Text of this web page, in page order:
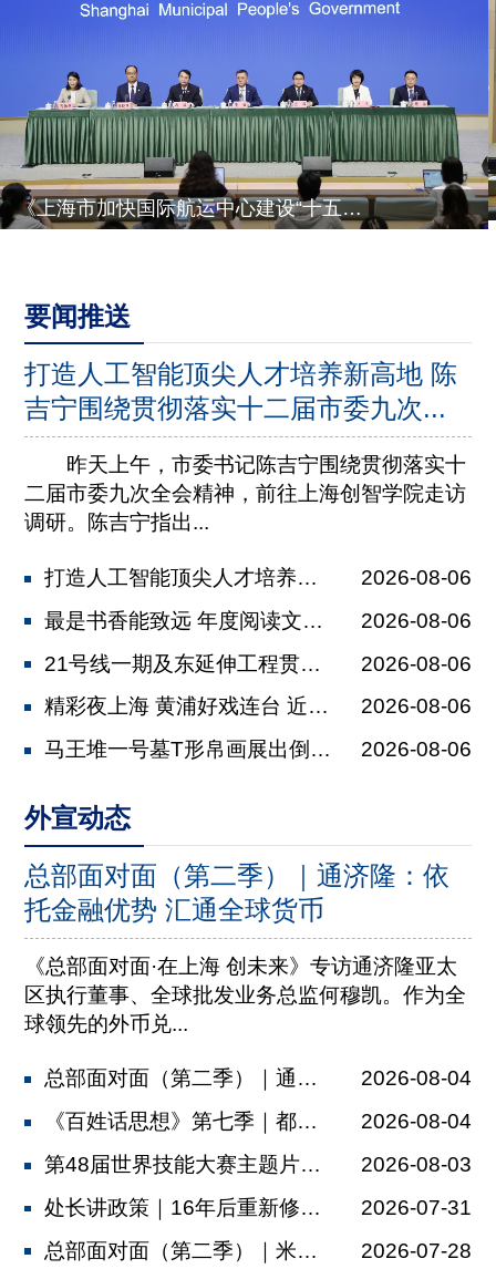
《上海市推进乡村全面振兴“十五五”规划》有关情况
要闻推送
打造人工智能顶尖人才培养新高地 陈
吉宁围绕贯彻落实十二届市委九次...
昨天上午，市委书记陈吉宁围绕贯彻落实十
二届市委九次全会精神，前往上海创智学院走访
调研。陈吉宁指出...
打造人工智能顶尖人才培养新高地 陈吉...
2026-08-06
最是书香能致远 年度阅读文化盛宴下周...
2026-08-06
21号线一期及东延伸工程贯通 计划未...
2026-08-06
精彩夜上海 黄浦好戏连台 近60项夜...
2026-08-06
马王堆一号墓T形帛画展出倒计时 10...
2026-08-06
外宣动态
总部面对面（第二季）｜通济隆：依
托金融优势 汇通全球货币
《总部面对面·在上海 创未来》专访通济隆亚太
区执行董事、全球批发业务总监何穆凯。作为全
球领先的外币兑...
总部面对面（第二季）｜通济隆：依托金...
2026-08-04
《百姓话思想》第七季｜都市村庄
2026-08-04
第48届世界技能大赛主题片发布，肖战...
2026-08-03
处长讲政策｜16年后重新修订，上海厂...
2026-07-31
总部面对面（第二季）｜米其林：以多元...
2026-07-28